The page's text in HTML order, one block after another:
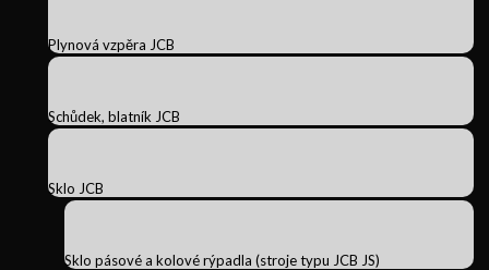
Plynová vzpěra JCB
Schůdek, blatník JCB
Sklo JCB
Sklo pásové a kolové rýpadla (stroje typu JCB JS)